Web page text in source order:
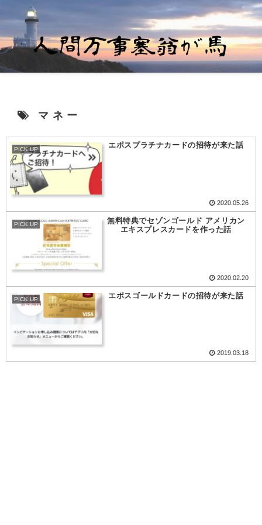
マネー
PICK UP エポスプラチナカードの招待が来た話
2020.05.26
PICK UP
無料特典でセゾンゴールド アメリカン
エキスプレスカードを作った話
2020.02.20
PICK UP エポスゴールドカードの招待が来た話
2019.03.18